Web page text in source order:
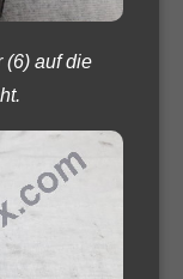
(6) auf die